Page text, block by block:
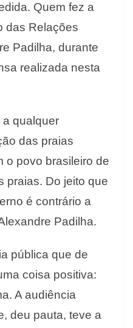
Quem fez a
das Relações
Padilha, durante
realizada nesta
a qualquer
das praias
o povo brasileiro de
praias. Do jeito que
é contrário a
Padilha.
pública que de
coisa positiva:
A audiência
deu pauta, teve a